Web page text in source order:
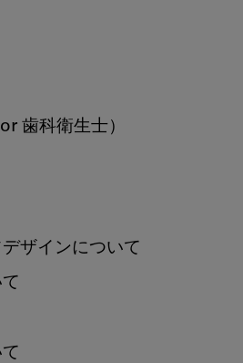
歯科衛生士）
ザインについて